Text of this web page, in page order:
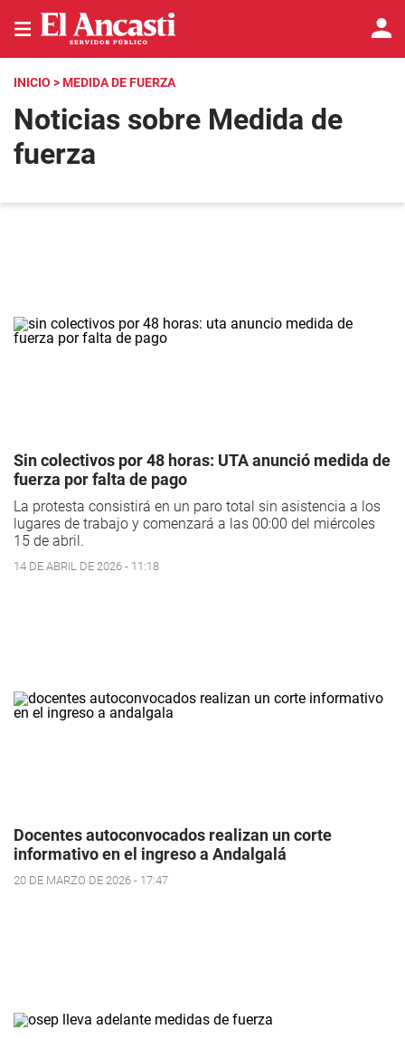
INICIO > MEDIDA DE FUERZA
Noticias sobre Medida de
fuerza
Sin colectivos por 48 horas: UTA anunció medida de
fuerza por falta de pago
La protesta consistirá en un paro total sin asistencia a los
lugares de trabajo y comenzará a las 00:00 del miércoles
15 de abril.
14 DE ABRIL DE 2026 - 11:18
Docentes autoconvocados realizan un corte
informativo en el ingreso a Andalgalá
20 DE MARZO DE 2026 - 17:47